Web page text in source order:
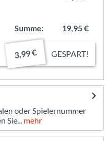
Summe:
19,95 €
3,99 € GESPART!
oder Spielernummer
Sie... mehr